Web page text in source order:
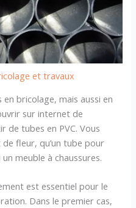
et travaux
bricolage, mais aussi en
sur internet de
de tubes en PVC. Vous
fleur, qu’un tube pour
meuble à chaussures.
est essentiel pour le
Dans le premier cas,